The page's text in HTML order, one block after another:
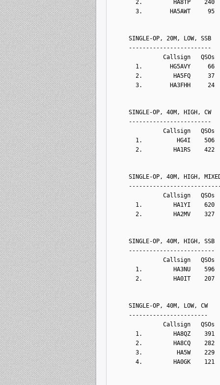
2.         HA8TP    240
3.        HA5AWT     95
SINGLE-OP, 20M, LOW, SSB
------------------------
Callsign   QSOs  Points
1.        HG5AVY     66
2.         HA5FQ     37
3.        HA3FHH     24
SINGLE-OP, 40M, HIGH, CW
------------------------
Callsign   QSOs  Points
1.          HG4I    506
2.         HA1RS    422
SINGLE-OP, 40M, HIGH,
Callsign   QSOs  Points
1.         HA1YI    620
2.         HA2MV    327
SINGLE-OP, 40M, HIGH, SSB
-------------------------
Callsign   QSOs  Points
1.         HA3NU    596
2.         HA0IT    207
SINGLE-OP, 40M, LOW, CW
-----------------------
Callsign   QSOs  Points
1.         HA8QZ    391
2.         HA8CQ    282
3.          HA5W    229
4.         HA0GK    121